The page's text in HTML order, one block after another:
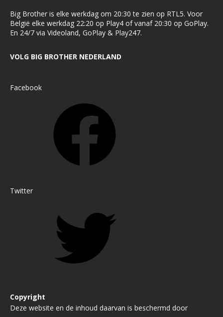
Big Brother is elke werkdag om 20:30 te zien op RTL5. Voor
België elke werkdag 22:20 op Play4 of vanaf 20:30 op GoPlay.
En 24/7 via Videoland, GoPlay & Play247.
VOLG BIG BROTHER NEDERLAND
Facebook
Twitter
Copyright
Deze website en de inhoud daarvan is beschermd door